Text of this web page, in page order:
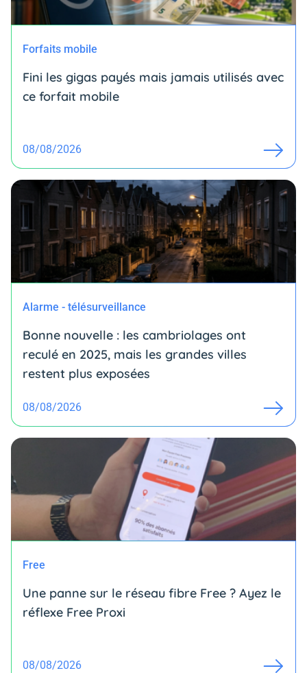
Forfaits mobile
Fini les gigas payés mais jamais utilisés avec
ce forfait mobile
08/08/2026
Alarme - télésurveillance
Bonne nouvelle : les cambriolages ont
reculé en 2025, mais les grandes villes
restent plus exposées
08/08/2026
Free
Une panne sur le réseau fibre Free ? Ayez le
réflexe Free Proxi
08/08/2026